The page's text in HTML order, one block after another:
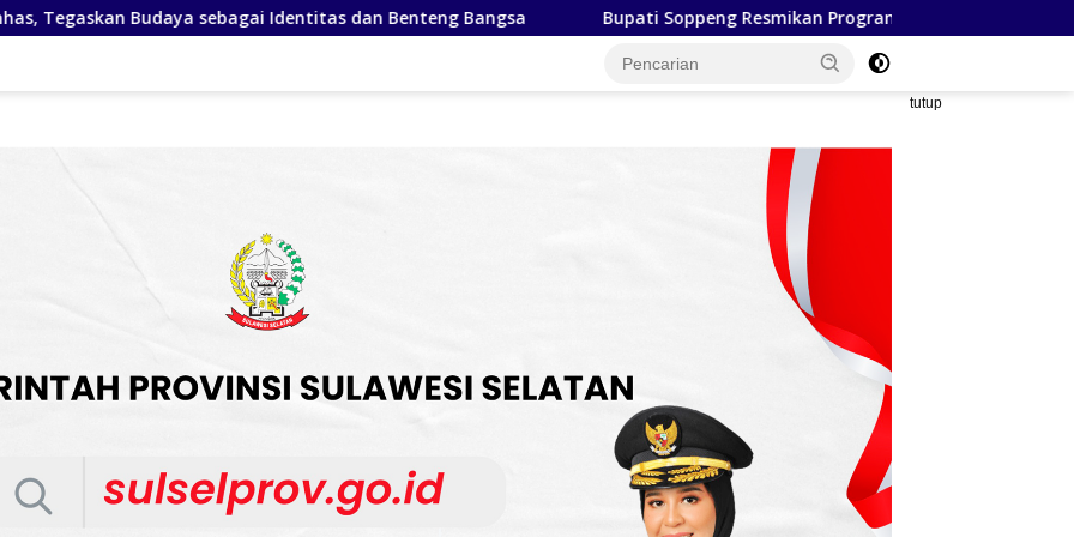
dan Benteng Bangsa Bupati Soppeng Resmikan Program DAK Sanitasi 2026, 200 Tangki Septik Individual
tutup